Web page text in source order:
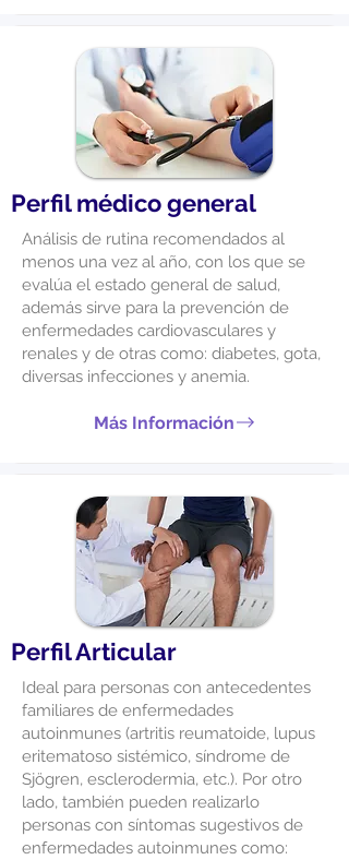
Perfil médico general
Análisis de rutina recomendados al
menos una vez al año, con los que se
evalúa el estado general de salud,
además sirve para la prevención de
enfermedades cardiovasculares y
renales y de otras como: diabetes, gota,
diversas infecciones y anemia.
Más Información
Perfil Articular
Ideal para personas con antecedentes
familiares de enfermedades
autoinmunes (artritis reumatoide, lupus
eritematoso sistémico, síndrome de
Sjögren, esclerodermia, etc.). Por otro
lado, también pueden realizarlo
personas con síntomas sugestivos de
enfermedades autoinmunes como: